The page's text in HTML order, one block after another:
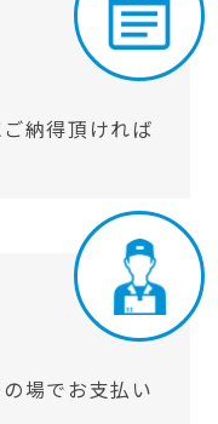
納得頂ければ
場でお支払い